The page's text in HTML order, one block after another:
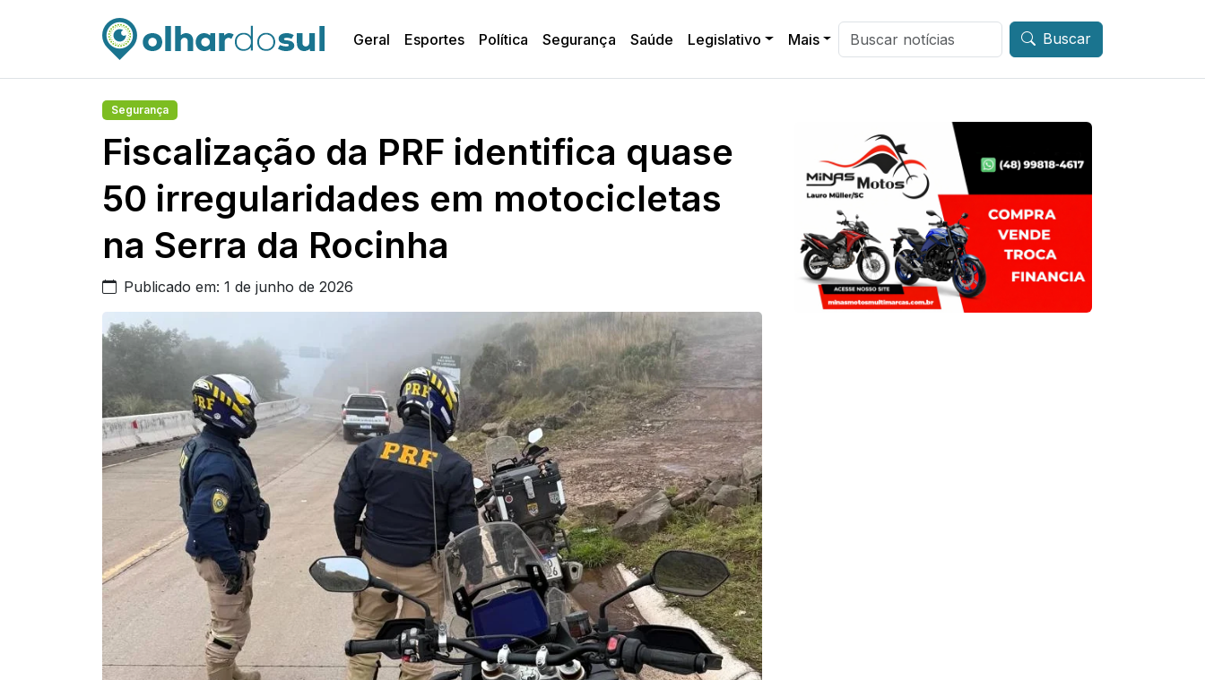
Geral Esportes Política Segurança Saúde Legislativo Mais Buscar
Segurança
Fiscalização da PRF identifica quase
50 irregularidades em motocicletas
na Serra da Rocinha
Publicado em: 1 de junho de 2026